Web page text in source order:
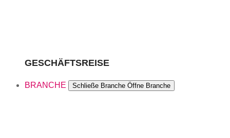
GESCHÄFTSREISE
BRANCHE Schließe Branche Öffne Branche